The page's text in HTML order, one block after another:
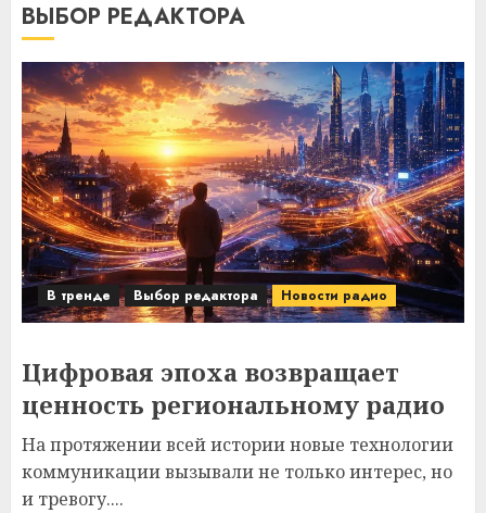
ВЫБОР РЕДАКТОРА
В тренде Выбор редактора Новости радио
Цифровая эпоха возвращает
ценность региональному радио
На протяжении всей истории новые технологии
коммуникации вызывали не только интерес, но
и тревогу....